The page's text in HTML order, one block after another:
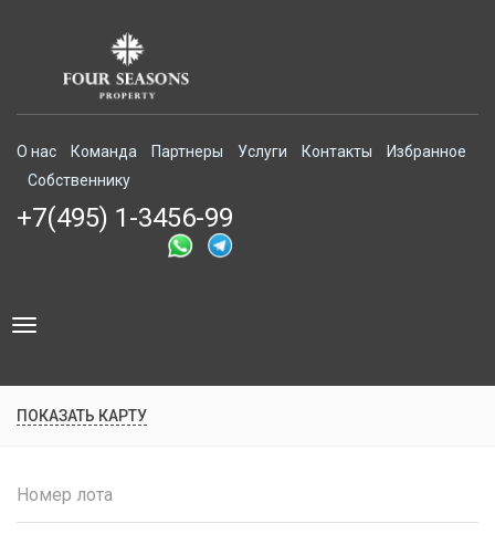
О нас Команда Партнеры Услуги Контакты
Избранное
Собственнику
+7(495) 1-3456-99
Toggle
ПОКАЗАТЬ КАРТУ